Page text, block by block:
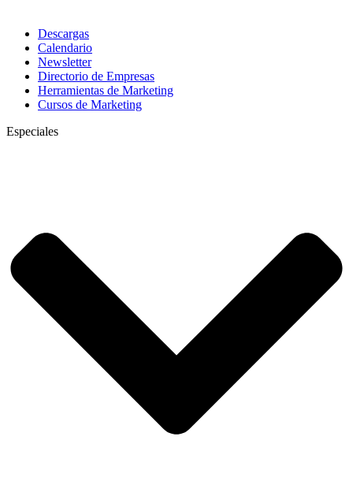
Descargas
Calendario
Newsletter
Directorio de Empresas
Herramientas de Marketing
Cursos de Marketing
Especiales